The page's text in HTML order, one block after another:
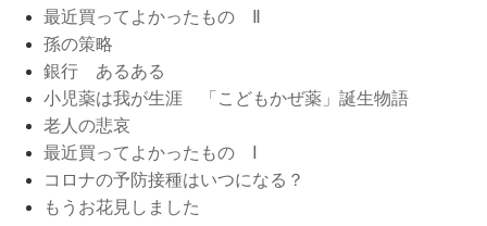
最近買ってよかったもの Ⅱ
孫の策略
銀行 あるある
小児薬は我が生涯 「こどもかぜ薬」誕生物語
老人の悲哀
最近買ってよかったもの Ⅰ
コロナの予防接種はいつになる？
もうお花見しました